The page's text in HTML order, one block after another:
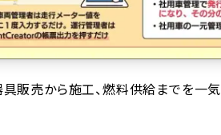
販売から施工、燃料供給までを一